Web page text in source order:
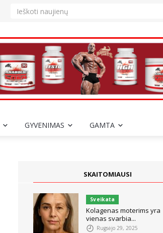
GYVENIMAS GAMTA
SKAITOMIAUSI
Sveikata
Kolagenas moterims yra
vienas svarbia...
Rugsėjo 29, 2025